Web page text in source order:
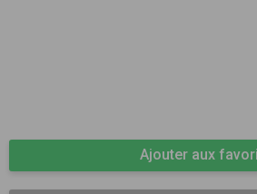
Ajouter aux